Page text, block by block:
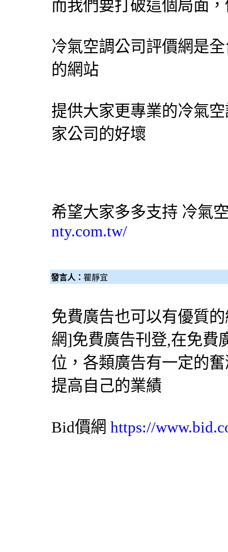
而我們要打破這個局面
冷氣空調公司評價網是
的網站
提供大家更專業的冷氣
家公司的好壞
希望大家多多支持 冷氣
nty.com.tw/
發言人： 瞿靜宜
免費廣告也可以有優質
網]免費廣告刊登,在免費
位，各類廣告有一定的
提高自己的業績
Bid價網 https://